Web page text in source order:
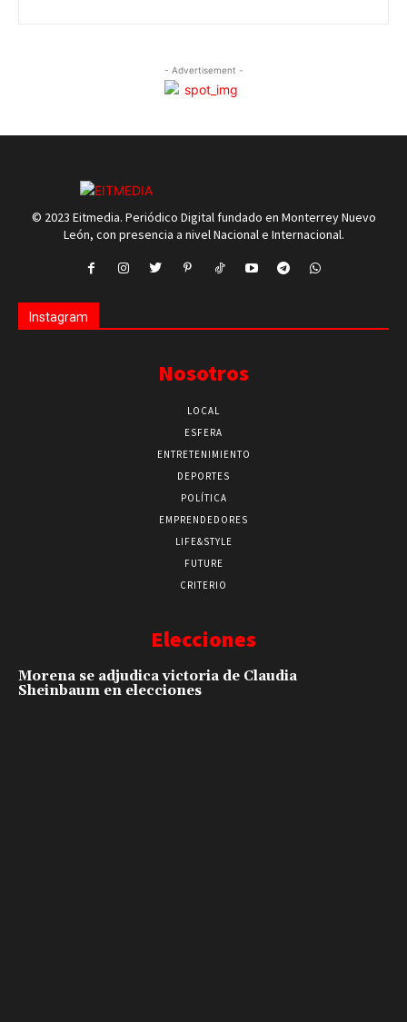
- Advertisement -
© 2023 Eitmedia. Periódico Digital fundado en Monterrey Nuevo
León, con presencia a nivel Nacional e Internacional.
Instagram
Nosotros
LOCAL
ESFERA
ENTRETENIMIENTO
DEPORTES
POLÍTICA
EMPRENDEDORES
LIFE&STYLE
FUTURE
CRITERIO
Elecciones
Morena se adjudica victoria de Claudia
Sheinbaum en elecciones